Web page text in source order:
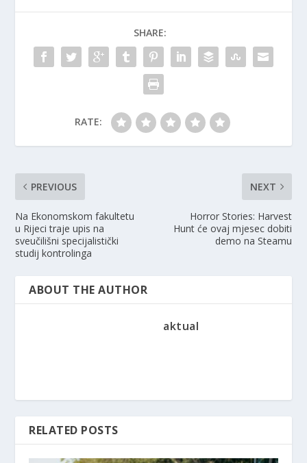
SHARE:
RATE:
PREVIOUS
Na Ekonomskom fakultetu
u Rijeci traje upis na
sveučilišni specijalistički
studij kontrolinga
NEXT
Horror Stories: Harvest
Hunt će ovaj mjesec dobiti
demo na Steamu
ABOUT THE AUTHOR
aktual
RELATED POSTS